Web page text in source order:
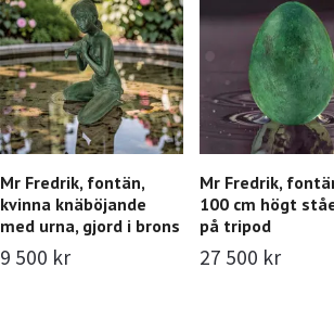
Mr Fredrik, fontän,
kvinna knäböjande
med urna, gjord i brons
9 500 kr
Mr Fredrik,
100 cm högt
på tripod
27 500 kr